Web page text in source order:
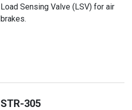
Load Sensing Valve (LSV) for air
brakes.
STR-305